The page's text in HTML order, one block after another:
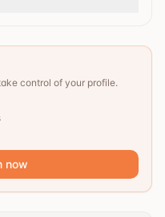
control of your profile.
now